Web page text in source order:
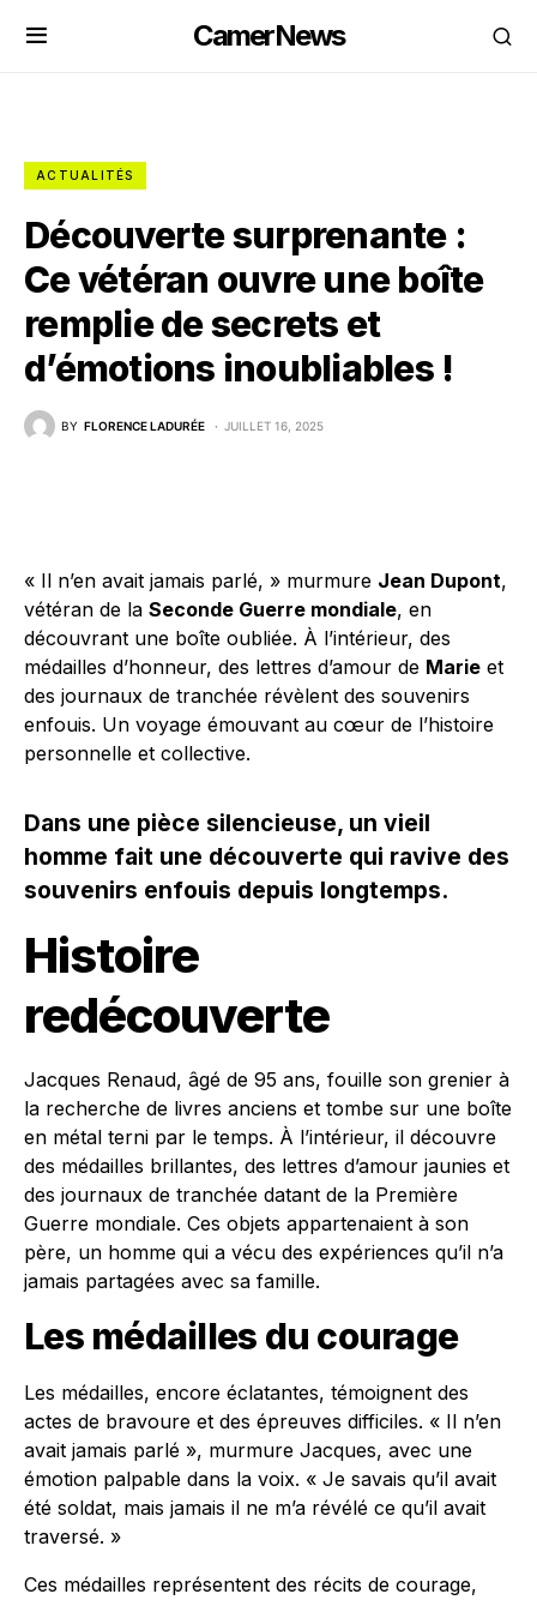
CamerNews
ACTUALITÉS
Découverte surprenante :
Ce vétéran ouvre une boîte
remplie de secrets et
d’émotions inoubliables !
BY FLORENCE LADURÉE JUILLET 16, 2025
« Il n’en avait jamais parlé, » murmure Jean Dupont,
vétéran de la Seconde Guerre mondiale, en
découvrant une boîte oubliée. À l’intérieur, des
médailles d’honneur, des lettres d’amour de Marie et
des journaux de tranchée révèlent des souvenirs
enfouis. Un voyage émouvant au cœur de l’histoire
personnelle et collective.
Dans une pièce silencieuse, un vieil
homme fait une découverte qui ravive des
souvenirs enfouis depuis longtemps.
Histoire
redécouverte
Jacques Renaud, âgé de 95 ans, fouille son grenier à
la recherche de livres anciens et tombe sur une boîte
en métal terni par le temps. À l’intérieur, il découvre
des médailles brillantes, des lettres d’amour jaunies et
des journaux de tranchée datant de la Première
Guerre mondiale. Ces objets appartenaient à son
père, un homme qui a vécu des expériences qu’il n’a
jamais partagées avec sa famille.
Les médailles du courage
Les médailles, encore éclatantes, témoignent des
actes de bravoure et des épreuves difficiles. « Il n’en
avait jamais parlé », murmure Jacques, avec une
émotion palpable dans la voix. « Je savais qu’il avait
été soldat, mais jamais il ne m’a révélé ce qu’il avait
traversé. »
Ces médailles représentent des récits de courage,